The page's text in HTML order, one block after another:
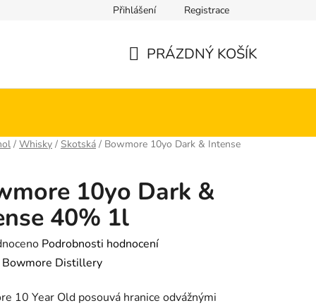
Přihlášení Registrace
PRÁZDNÝ KOŠÍK
/ Whisky / Skotská / Bowmore 10yo Dark & Intense
10yo Dark &
40% 1l
Podrobnosti hodnocení
Bowmore Distillery
10 Year Old posouvá hranice odvážnými